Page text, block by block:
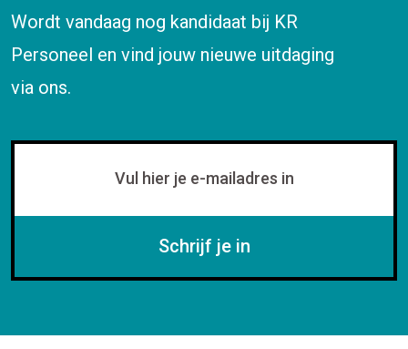
Wordt vandaag nog kandidaat bij KR
Personeel en vind jouw nieuwe uitdaging
via ons.
Schrijf je in